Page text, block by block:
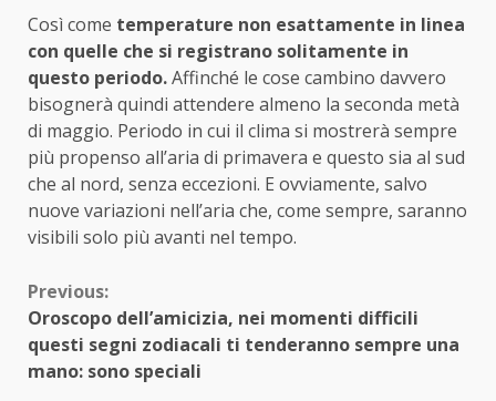
Così come temperature non esattamente in linea
con quelle che si registrano solitamente in
questo periodo.Affinché le cose cambino davvero
bisognerà quindi attendere almeno la seconda metà
di maggio. Periodo in cui il clima si mostrerà sempre
più propenso all’aria di primavera e questo sia al sud
che al nord, senza eccezioni. E ovviamente, salvo
nuove variazioni nell’aria che, come sempre, saranno
visibili solo più avanti nel tempo.
Continue
Reading
Previous:
Oroscopo dell’amicizia, nei momenti difficili
questi segni zodiacali ti tenderanno sempre una
mano: sono speciali